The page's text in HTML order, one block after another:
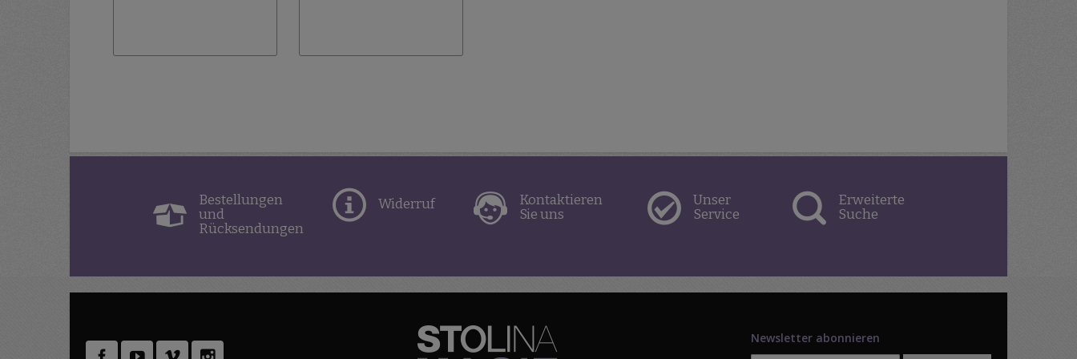
Bestellungen
und
Rücksendungen
Widerruf
Kontaktieren
Sie uns
Unser
Service
Erweiterte
Suche
Newsletter abonnieren